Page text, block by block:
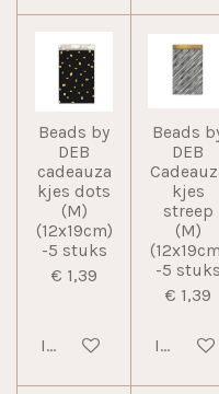
Beads by
DEB
cadeauza
kjes dots
(M)
(12x19cm)
-5 stuks
€ 1,39
In winkelwagen
Beads
DEB
kjes
streep
(M)
-5 stuks
€ 1,39
In